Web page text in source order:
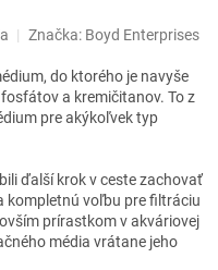
Značka: Boyd Enterprises
do ktorého je navyše
a kremičitanov. To z
pre akýkoľvek typ
ďalší krok v ceste zachovať
kompletnú voľbu pre filtráciu
prírastkom v akváriovej
média vrátane jeho